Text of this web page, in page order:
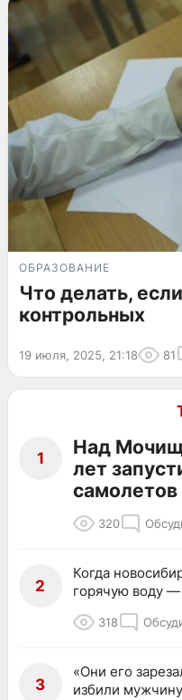
ОБРАЗОВАНИЕ
Что делать,
контрольных
19 июля, 2025, 21:18 81
1
Над
лет
самолетов
320
2
Когда
горячую воду
318
3
«Они его
избили